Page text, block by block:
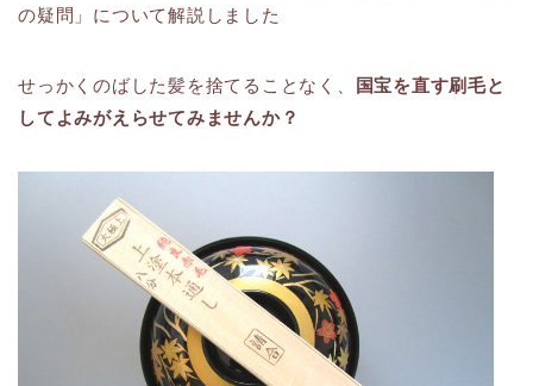
の疑問」について解説しました
せっかくのばした髪を捨てることなく、
国宝を直す刷毛と
してよみがえらせてみませんか？